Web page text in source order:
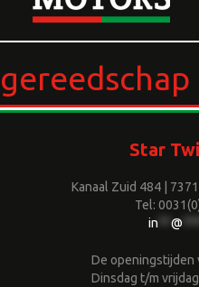
gereedschap
Star
Kanaal Zuid 484 |
Tel:
in
@
De openingstijden
Dinsdag t/m